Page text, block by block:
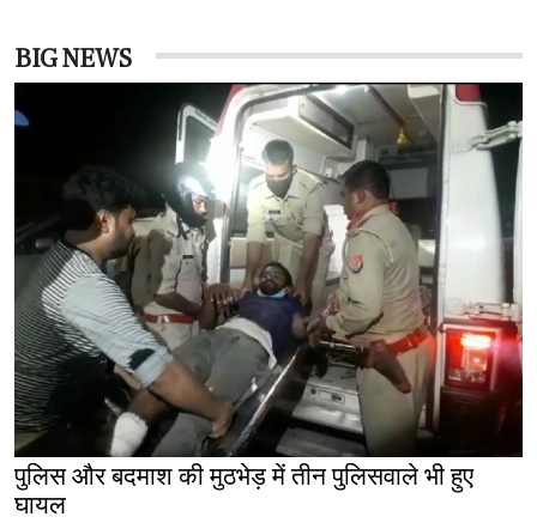
BIG NEWS
पुलिस और बदमाश की मुठभेड़ में तीन पुलिसवाले भी हुए
घायल